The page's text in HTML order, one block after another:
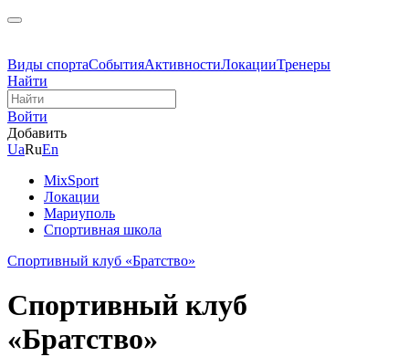
Виды спортаСобытияАктивностиЛокацииТренеры
Найти
Войти
Добавить
UaRuEn
MixSport
Локации
Мариуполь
Спортивная школа
Спортивный клуб «Братство»
Спортивный клуб
«Братство»